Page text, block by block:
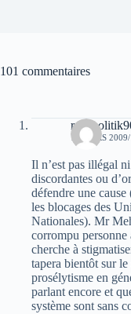
101 commentaires
real
17 MARS
Il n’est pas illégal
discordantes ou
défendre une
les blocages des
Nationales). Mr
corrompu
cherche à
tapera bientôt sur
prosélytisme en
parlant encore et
système sont sans